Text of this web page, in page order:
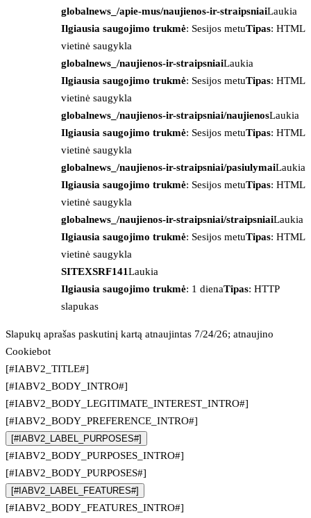
globalnews_/apie-mus/naujienos-ir-straipsniaiLaukia
Ilgiausia saugojimo trukmė: Sesijos metuTipas: HTML
vietinė saugykla
globalnews_/naujienos-ir-straipsniaiLaukia
Ilgiausia saugojimo trukmė: Sesijos metuTipas: HTML
vietinė saugykla
globalnews_/naujienos-ir-straipsniai/naujienosLaukia
Ilgiausia saugojimo trukmė: Sesijos metuTipas: HTML
vietinė saugykla
globalnews_/naujienos-ir-straipsniai/pasiulymaiLaukia
Ilgiausia saugojimo trukmė: Sesijos metuTipas: HTML
vietinė saugykla
globalnews_/naujienos-ir-straipsniai/straipsniaiLaukia
Ilgiausia saugojimo trukmė: Sesijos metuTipas: HTML
vietinė saugykla
SITEXSRF141Laukia
Ilgiausia saugojimo trukmė: 1 dienaTipas: HTTP
slapukas
Slapukų aprašas paskutinį kartą atnaujintas 7/24/26; atnaujino
Cookiebot
[#IABV2_TITLE#]
[#IABV2_BODY_INTRO#]
[#IABV2_BODY_LEGITIMATE_INTEREST_INTRO#]
[#IABV2_BODY_PREFERENCE_INTRO#]
[#IABV2_LABEL_PURPOSES#]
[#IABV2_BODY_PURPOSES_INTRO#]
[#IABV2_BODY_PURPOSES#]
[#IABV2_LABEL_FEATURES#]
[#IABV2_BODY_FEATURES_INTRO#]